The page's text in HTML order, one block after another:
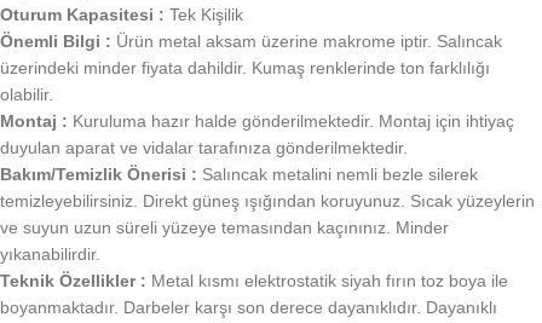
Oturum Kapasitesi : Tek Kişilik
Önemli Bilgi : Ürün metal aksam üzerine makrome iptir. Salıncak
üzerindeki minder fiyata dahildir. Kumaş renklerinde ton farklılığı
olabilir.
Montaj : Kuruluma hazır halde gönderilmektedir. Montaj için ihtiyaç
duyulan aparat ve vidalar tarafınıza gönderilmektedir.
Bakım/Temizlik Önerisi : Salıncak metalini nemli bezle silerek
temizleyebilirsiniz. Direkt güneş ışığından koruyunuz. Sıcak yüzeylerin
ve suyun uzun süreli yüzeye temasından kaçınınız. Minder
yıkanabilirdir.
Teknik Özellikler : Metal kısmı elektrostatik siyah fırın toz boya ile
boyanmaktadır. Darbeler karşı son derece dayanıklıdır. Dayanıklı